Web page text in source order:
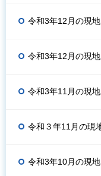
令和3年12月の現
令和3年12月の現
令和3年11月の現
令和３年11月の現
令和3年10月の現